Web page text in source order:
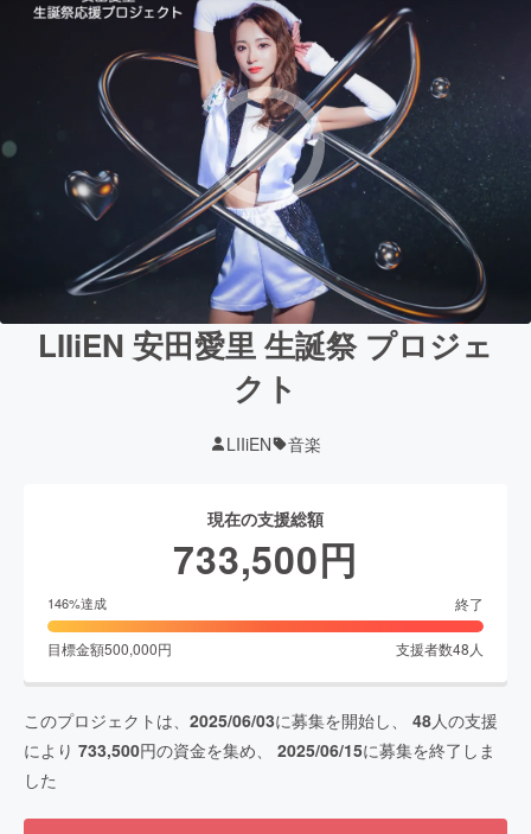
LIIiEN 安田愛里 生誕祭 プロジェ
クト
LIIiEN 音楽
現在の支援総額
733,500円
146%達成 終了
目標金額500,000円 支援者数48 人
このプロジェクトは、 2025/06/03に募集を開始し、 48人の支援
により 733,500円の資金を集め、 2025/06/15に募集を終了しま
した